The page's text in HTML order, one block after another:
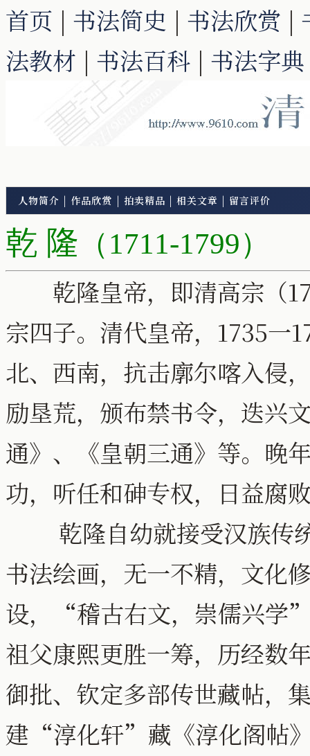
首页 | 书法简史 | 书法欣赏 |
法教材 | 书法百科 | 书法字典
人物简介 | 作品欣赏 | 拍卖精品 | 相关文章 | 留言评价
乾 隆 （1711-1799）
乾隆皇帝，即清高宗（
宗四子。清代皇帝，1735一
北、西南，抗击廓尔喀入侵
励垦荒，颁布禁书令，迭兴
通》、《皇朝三通》等。晚
功，听任和砷专权，日益腐
乾隆自幼就接受汉族传统
书法绘画，无一不精，文化
设，“稽古右文，崇儒兴学
祖父康熙更胜一筹，历经数
御批、钦定多部传世藏帖，
建“淳化轩”藏《淳化阁帖